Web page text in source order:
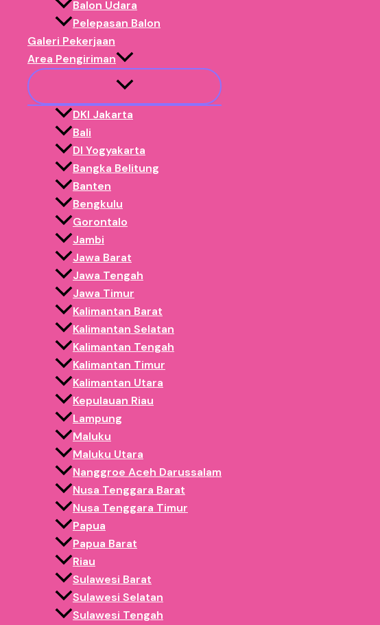
Balon Udara
Pelepasan Balon
Galeri Pekerjaan
Area Pengiriman
DKI Jakarta
Bali
DI Yogyakarta
Bangka Belitung
Banten
Bengkulu
Gorontalo
Jambi
Jawa Barat
Jawa Tengah
Jawa Timur
Kalimantan Barat
Kalimantan Selatan
Kalimantan Tengah
Kalimantan Timur
Kalimantan Utara
Kepulauan Riau
Lampung
Maluku
Maluku Utara
Nanggroe Aceh Darussalam
Nusa Tenggara Barat
Nusa Tenggara Timur
Papua
Papua Barat
Riau
Sulawesi Barat
Sulawesi Selatan
Sulawesi Tengah
✅ Dipercaya ratusan brand, EO & instansi.
Order Balon Gate
APA ITU BALON GATE?
Balon gateadalah gerbang balon berukuran besar yang digunakan sebagai
Event olahraga (lari, sepeda, fun run)
Launching produk
Grand opening toko / showroom
Festival, pameran, dan acara instansi
Balon gate biasanya diletakkan di:
start – finish